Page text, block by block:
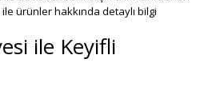
ürünler hakkında detaylı bilgi
ile Keyifli